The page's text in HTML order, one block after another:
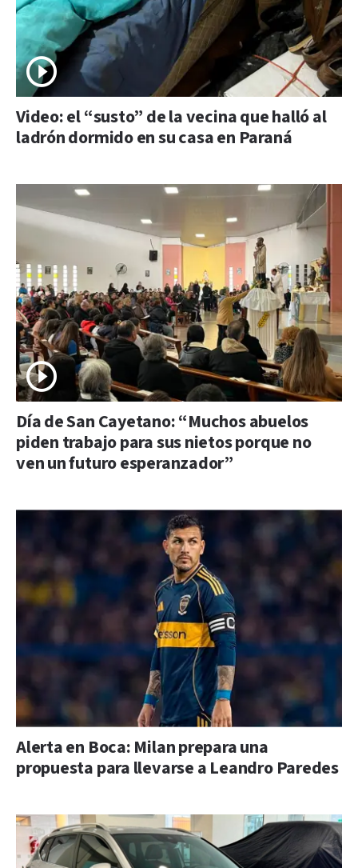
Video: el “susto” de la vecina que halló al
ladrón dormido en su casa en Paraná
Día de San Cayetano: “Muchos abuelos
piden trabajo para sus nietos porque no
ven un futuro esperanzador”
Alerta en Boca: Milan prepara una
propuesta para llevarse a Leandro Paredes